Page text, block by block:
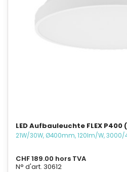
LED Aufbauleuchte FLEX
21W/30W, Ø400mm, 120lm/W, 3000/
CHF 189.00 hors TVA
N° d'art. 30612